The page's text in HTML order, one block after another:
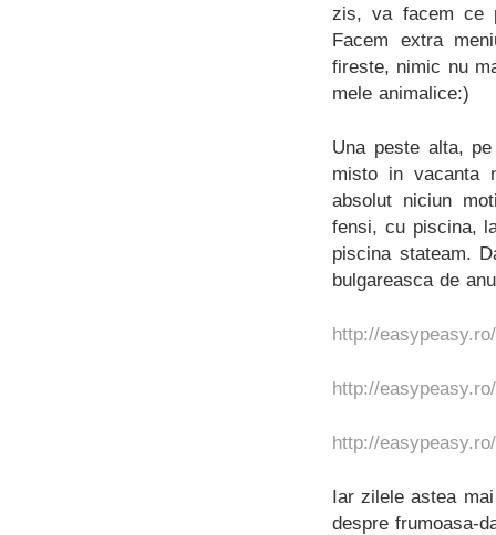
zis, va facem ce
Facem extra
fireste, nimic nu
mele animalice:)
Una peste alta,
misto in vacanta
absolut niciun
fensi, cu piscina,
piscina stateam.
bulgareasca de
http://
http://
http://
Iar zilele astea
despre frumoasa-